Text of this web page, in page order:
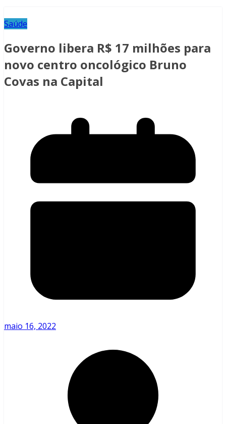
Saúde
Governo libera R$ 17 milhões para
novo centro oncológico Bruno
Covas na Capital
maio 16, 2022